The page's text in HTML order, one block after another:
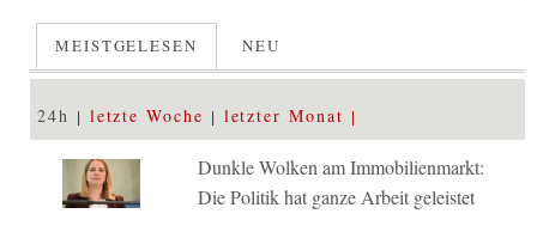
MEISTGELESEN NEU
24h letzte Woche letzter Monat
Dunkle Wolken am Immobilienmarkt:
Die Politik hat ganze Arbeit geleistet